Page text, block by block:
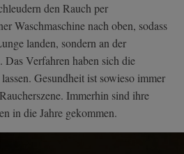
den Rauch per
Waschmaschine nach oben, sodass
landen, sondern an der
Verfahren haben sich die
Gesundheit ist sowieso immer
Immerhin sind ihre
in die Jahre gekommen.